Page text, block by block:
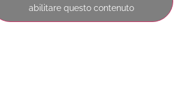
abilitare questo contenuto